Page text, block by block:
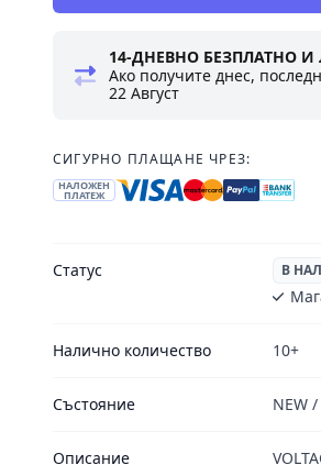
14-ДНЕВНО БЕЗПЛАТНО
Ако получите днес,
22 Август
СИГУРНО ПЛАЩАНЕ ЧРЕЗ:
НАЛОЖЕН
ПЛАТЕЖ
Статус В
Налично количество 10+
Състояние NEW
Описание